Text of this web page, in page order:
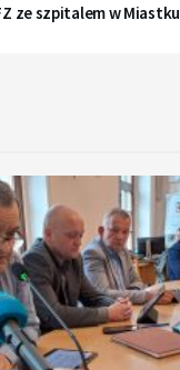
ze szpitalem w Miastku